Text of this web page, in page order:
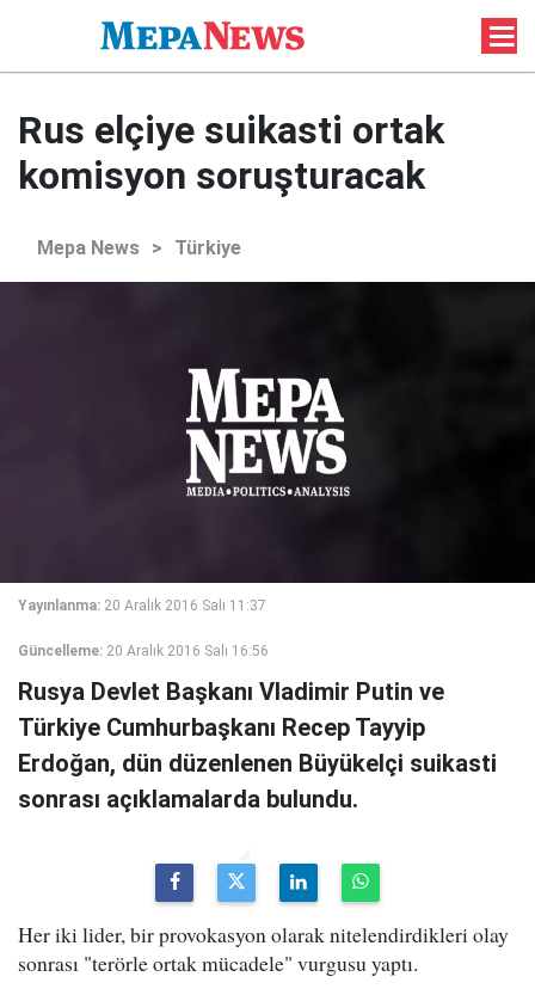
Rus elçiye suikasti ortak
komisyon soruşturacak
Mepa News > Türkiye
Yayınlanma: 20 Aralık 2016 Salı 11:37
Güncelleme: 20 Aralık 2016 Salı 16:56
Rusya Devlet Başkanı Vladimir Putin ve
Türkiye Cumhurbaşkanı Recep Tayyip
Erdoğan, dün düzenlenen Büyükelçi suikasti
sonrası açıklamalarda bulundu.
Her iki lider, bir provokasyon olarak nitelendirdikleri olay
sonrası "terörle ortak mücadele" vurgusu yaptı.